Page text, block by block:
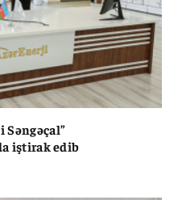
iştirak edib